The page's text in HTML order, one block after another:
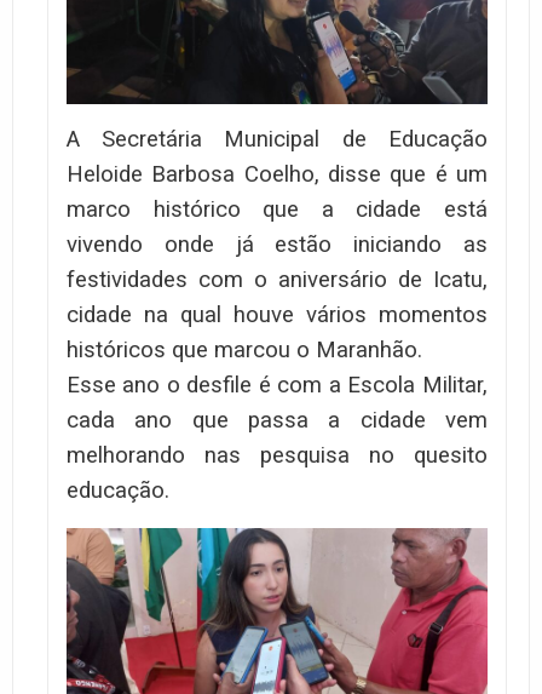
A Secretária Municipal de Educação
Heloide Barbosa Coelho, disse que é um
marco histórico que a cidade está
vivendo onde já estão iniciando as
festividades com o aniversário de Icatu,
cidade na qual houve vários momentos
históricos que marcou o Maranhão.
Esse ano o desfile é com a Escola Militar,
cada ano que passa a cidade vem
melhorando nas pesquisa no quesito
educação.